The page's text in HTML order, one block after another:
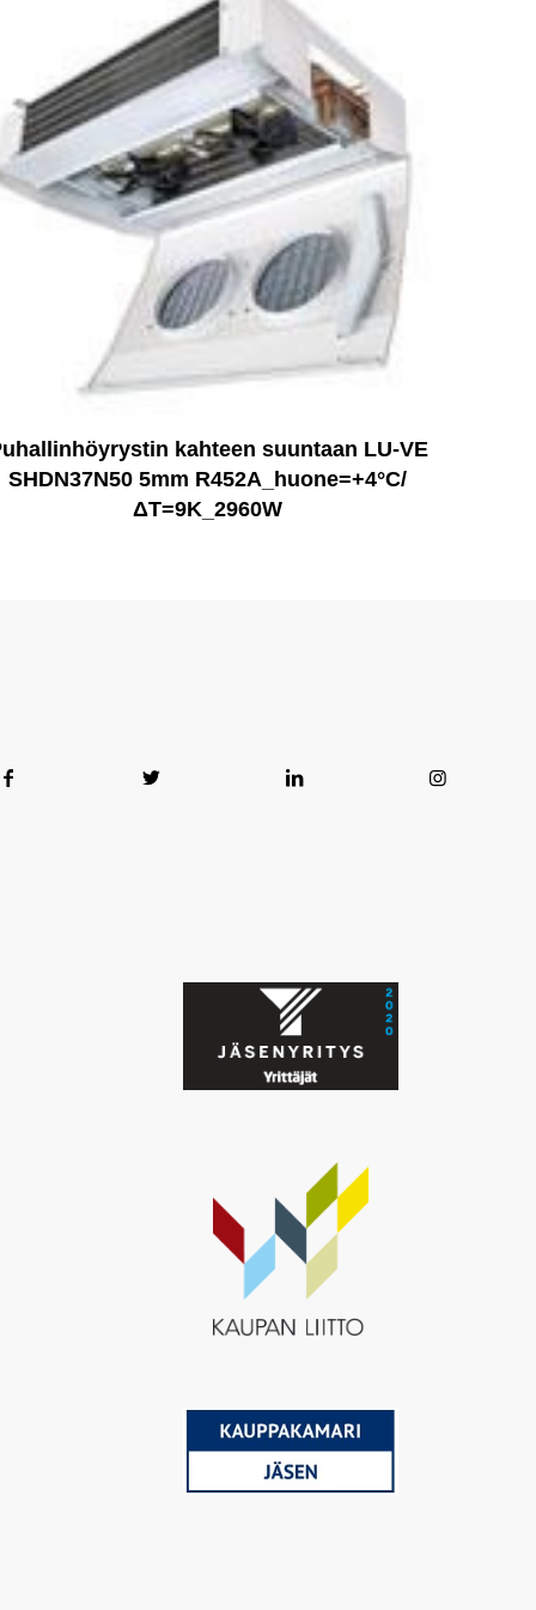
kahteen suuntaan LU-VE
SHDN37N50 5mm R452A_huone=+4°C/
ΔT=9K_2960W